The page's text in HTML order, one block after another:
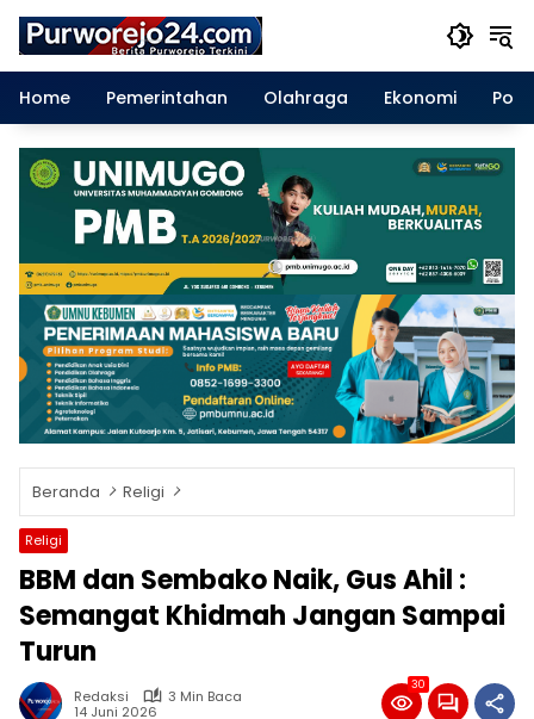
Langsung
konten
Home
Pemerintahan Olahraga Ekonomi
Beranda Religi
Religi
BBM dan Sembako Naik, Gus Ahil :
Semangat Khidmah Jangan Sampai
Turun
Redaksi
3 Min Baca
14 Juni 2026
30